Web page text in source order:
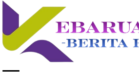
Skip
content